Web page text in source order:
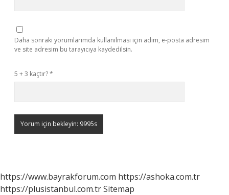
Daha sonraki yorumlarımda kullanılması için adım, e-posta adresim
ve site adresim bu tarayıcıya kaydedilsin.
5 + 3 kaçtır?*
https://www.bayrakforum.com https://ashoka.com.tr
https://plusistanbul.com.trSitemap